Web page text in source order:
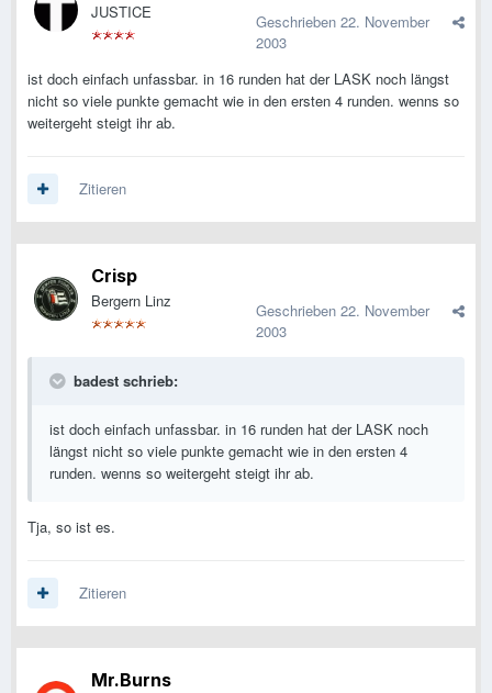
JUSTICE Geschrieben 22. November
2003
ist doch einfach unfassbar. in 16 runden hat der LASK noch längst
nicht so viele punkte gemacht wie in den ersten 4 runden. wenns so
weitergeht steigt ihr ab.
Zitieren
Crisp
Bergern Linz Geschrieben 22. November
2003
badest schrieb:
ist doch einfach unfassbar. in 16 runden hat der LASK noch
längst nicht so viele punkte gemacht wie in den ersten 4
runden. wenns so weitergeht steigt ihr ab.
Tja, so ist es.
Zitieren
Mr.Burns